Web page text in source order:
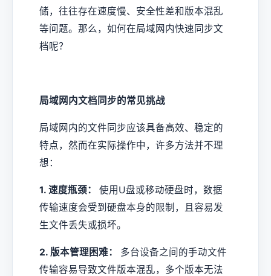
储，往往存在速度慢、安全性差和版本混乱
等问题。那么，如何在局域网内快速同步文
档呢？
局域网内文档同步的常见挑战
局域网内的文件同步应该具备高效、稳定的
特点，然而在实际操作中，许多方法并不理
想：
1. 速度瓶颈：
使用U盘或移动硬盘时，数据
传输速度会受到硬盘本身的限制，且容易发
生文件丢失或损坏。
2. 版本管理困难：
多台设备之间的手动文件
传输容易导致文件版本混乱，多个版本无法